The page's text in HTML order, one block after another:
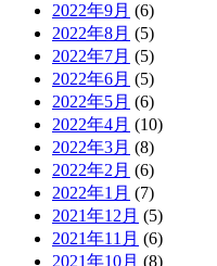
2022年9月 (6)
2022年8月 (5)
2022年7月 (5)
2022年6月 (5)
2022年5月 (6)
2022年4月 (10)
2022年3月 (8)
2022年2月 (6)
2022年1月 (7)
2021年12月 (5)
2021年11月 (6)
2021年10月 (8)